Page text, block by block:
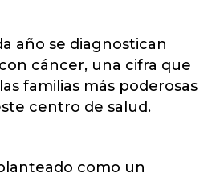
año se diagnostican
cáncer, una cifra que
familias más poderosas
centro de salud.
como un